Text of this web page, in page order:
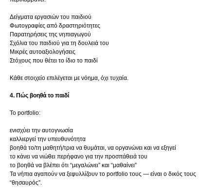
Δείγματα εργασιών του παιδιού
Φωτογραφίες από δραστηριότητες
Παρατηρήσεις της νηπιαγωγού
Σχόλια του παιδιού για τη δουλειά του
Μικρές αυτοαξιολογήσεις
Στόχους που θέτει το ίδιο το παιδί
Κάθε στοιχείο επιλέγεται με νόημα, όχι τυχαία.
4. Πώς βοηθά το παιδί
Το portfolio:
ενισχύει την αυτογνωσία
καλλιεργεί την υπευθυνότητα
βοηθά το/τη μαθητή/τρια να θυμάται, να οργανώνει και να εξηγεί
το κάνει να νιώθει περήφανο για την προσπάθειά του
το βοηθά να βλέπει ότι “μεγαλώνει” και “μαθαίνει”
Τα νήπια αγαπούν να ξεφυλλίζουν το portfolio τους — είναι ο δικός τους
“θησαυρός”.